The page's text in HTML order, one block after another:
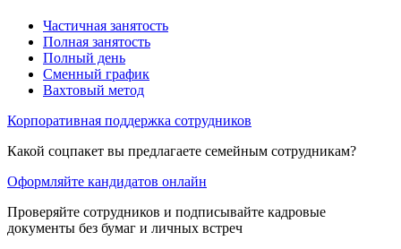
Частичная занятость
Полная занятость
Полный день
Сменный график
Вахтовый метод
Корпоративная поддержка сотрудников
Какой соцпакет вы предлагаете семейным сотрудникам?
Оформляйте кандидатов онлайн
Проверяйте сотрудников и подписывайте кадровые
документы без бумаг и личных встреч